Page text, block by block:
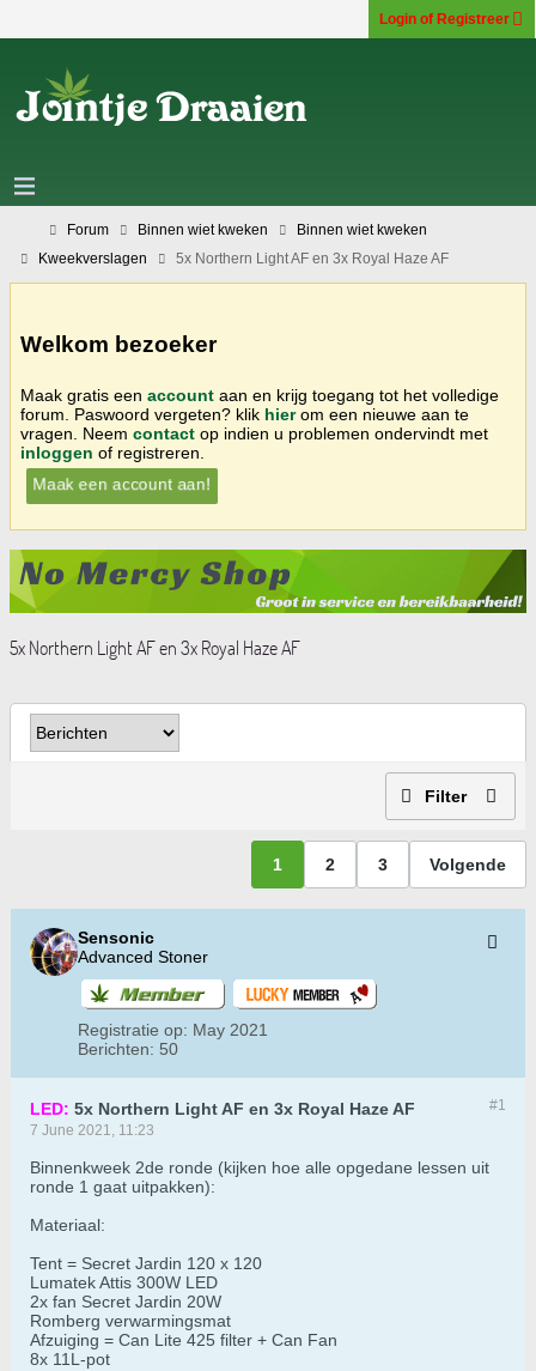
Login of Registreer
Forum Binnen wiet kweken
Binnen wiet kweken
Kweekverslagen
5x Northern Light AF en 3x Royal Haze AF
Welkom bezoeker
Maak gratis een account aan en krijg toegang tot het volledige
forum. Paswoord vergeten? klik hierom een nieuwe aan te
vragen. Neem contact op indien u problemen ondervindt met
inloggen of registreren.
Maak een account aan!
5x Northern Light AF en 3x Royal Haze AF
Filter
1 2 3 Volgende
Sensonic
Advanced Stoner
Registratie op: May 2021
Berichten: 50
#1
LED: 5x Northern Light AF en 3x Royal Haze AF
7 June 2021, 11:23
Binnenkweek 2de ronde (kijken hoe alle opgedane lessen uit
ronde 1 gaat uitpakken):
Materiaal:
Tent = Secret Jardin 120 x 120
Lumatek Attis 300W LED
2x fan Secret Jardin 20W
Romberg verwarmingsmat
Afzuiging = Can Lite 425 filter + Can Fan
8x 11L-pot